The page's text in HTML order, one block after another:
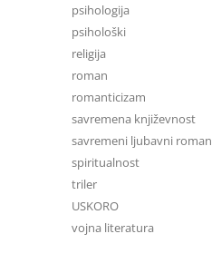
psihologija
psihološki
religija
roman
romanticizam
savremena književnost
savremeni ljubavni roman
spiritualnost
triler
USKORO
vojna literatura